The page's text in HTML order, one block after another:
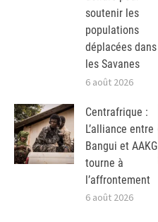
soutenir les
populations
déplacées dans
les Savanes
6 août 2026
Centrafrique :
L’alliance entre
Bangui et AAKG
tourne à
l’affrontement
6 août 2026